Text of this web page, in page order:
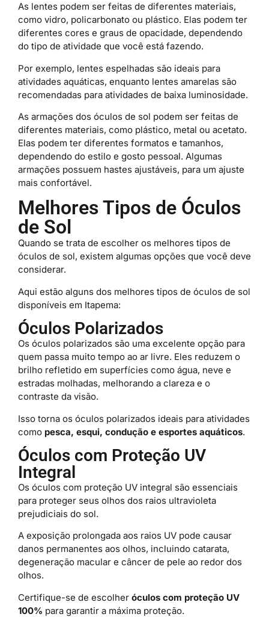
As lentes podem ser feitas de diferentes materiais,
como vidro, policarbonato ou plástico. Elas podem ter
diferentes cores e graus de opacidade, dependendo
do tipo de atividade que você está fazendo.
Por exemplo, lentes espelhadas são ideais para
atividades aquáticas, enquanto lentes amarelas são
recomendadas para atividades de baixa luminosidade.
As armações dos óculos de sol podem ser feitas de
diferentes materiais, como plástico, metal ou acetato.
Elas podem ter diferentes formatos e tamanhos,
dependendo do estilo e gosto pessoal. Algumas
armações possuem hastes ajustáveis, para um ajuste
mais confortável.
Melhores Tipos de Óculos
de Sol
Quando se trata de escolher os melhores tipos de
óculos de sol, existem algumas opções que você deve
considerar.
Aqui estão alguns dos melhores tipos de óculos de sol
disponíveis em Itapema:
Óculos Polarizados
Os óculos polarizados são uma excelente opção para
quem passa muito tempo ao ar livre. Eles reduzem o
brilho refletido em superfícies como água, neve e
estradas molhadas, melhorando a clareza e o
contraste da visão.
Isso torna os óculos polarizados ideais para atividades
como pesca, esqui, condução e esportes aquáticos.
Óculos com Proteção UV
Integral
Os óculos com proteção UV integral são essenciais
para proteger seus olhos dos raios ultravioleta
prejudiciais do sol.
A exposição prolongada aos raios UV pode causar
danos permanentes aos olhos, incluindo catarata,
degeneração macular e câncer de pele ao redor dos
olhos.
Certifique-se de escolher óculos com proteção UV
100% para garantir a máxima proteção.